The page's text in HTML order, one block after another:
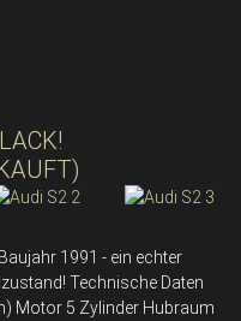
1991 - ein echter
Technische Daten
Motor 5 Zylinder Hubraum